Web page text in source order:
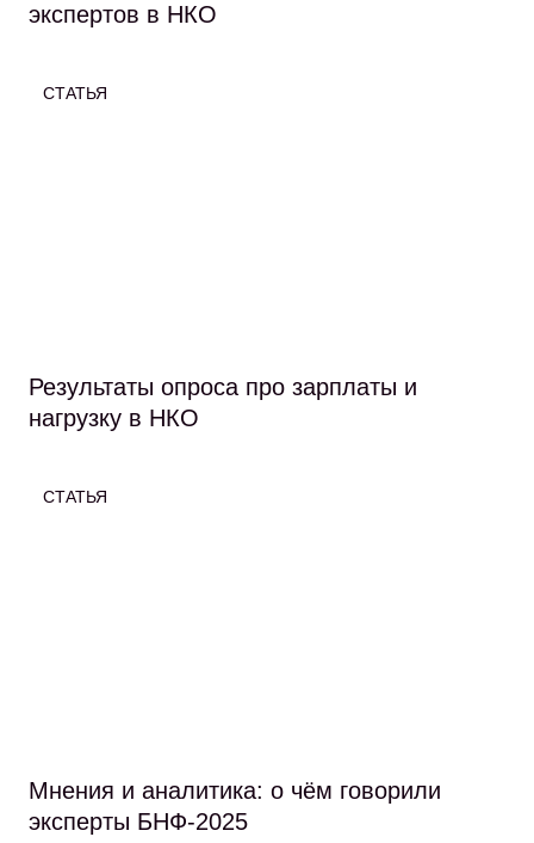
экспертов в НКО
СТАТЬЯ
Результаты опроса про зарплаты и
нагрузку в НКО
СТАТЬЯ
Мнения и аналитика: о чём говорили
эксперты БНФ-2025